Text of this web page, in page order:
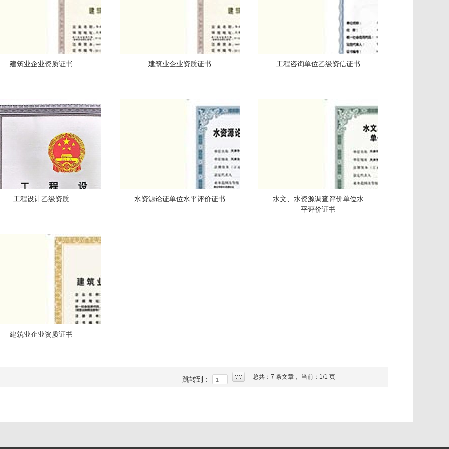
建筑业企业资质证书 建筑业企业资质证书 工程咨询单位乙级资信证书
工程设计乙级资质 水资源论证单位水平评价证书
水文、水资源调查评价单位水
平评价证书
建筑业企业资质证书
跳转到： 总共：7 条文章， 当前：1/1 页